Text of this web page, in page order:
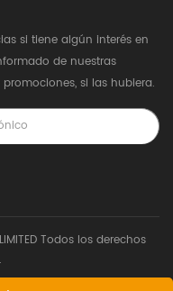
si tiene algún interés en
de nuestras
si las hubiera.
Todos los derechos